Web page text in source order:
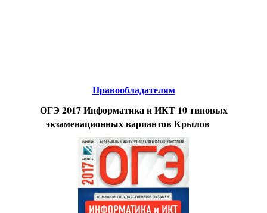
Правообладателям
ОГЭ 2017 Информатика и ИКТ 10 типовых
экзаменационных вариантов Крылов